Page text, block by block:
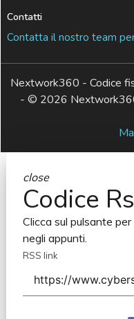
Contatti
Contatta il nostro team
Nextwork360 - Codice
- © 2026
close
Codice
Clicca sul pulsante
negli appunti.
RSS link